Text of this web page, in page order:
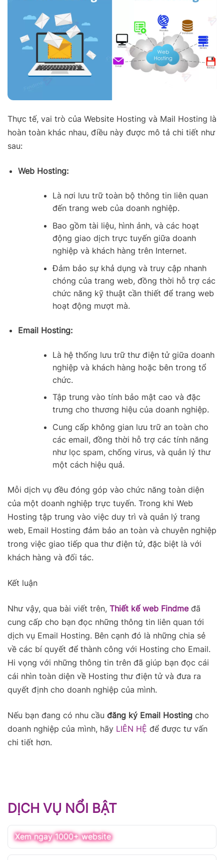
Thực tế, vai trò của Website Hosting và Mail Hosting là
hoàn toàn khác nhau, điều này được mô tả chi tiết như
sau:
Web Hosting:
Là nơi lưu trữ toàn bộ thông tin liên quan
đến trang web của doanh nghiệp.
Bao gồm tài liệu, hình ảnh, và các hoạt
động giao dịch trực tuyến giữa doanh
nghiệp và khách hàng trên Internet.
Đảm bảo sự khả dụng và truy cập nhanh
chóng của trang web, đồng thời hỗ trợ các
chức năng kỹ thuật cần thiết để trang web
hoạt động mượt mà.
Email Hosting:
Là hệ thống lưu trữ thư điện tử giữa doanh
nghiệp và khách hàng hoặc bên trong tổ
chức.
Tập trung vào tính bảo mật cao và đặc
trưng cho thương hiệu của doanh nghiệp.
Cung cấp không gian lưu trữ an toàn cho
các email, đồng thời hỗ trợ các tính năng
như lọc spam, chống virus, và quản lý thư
một cách hiệu quả.
Mỗi dịch vụ đều đóng góp vào chức năng toàn diện
của một doanh nghiệp trực tuyến. Trong khi Web
Hosting tập trung vào việc duy trì và quản lý trang
web, Email Hosting đảm bảo an toàn và chuyên nghiệp
trong việc giao tiếp qua thư điện tử, đặc biệt là với
khách hàng và đối tác.
Kết luận
Như vậy, qua bài viết trên, Thiết kế web Findmeđã
cung cấp cho bạn đọc những thông tin liên quan tới
dịch vụ Email Hosting. Bên cạnh đó là những chia sẻ
về các bí quyết để thành công với Hosting cho Email.
Hi vọng với những thông tin trên đã giúp bạn đọc cái
cái nhìn toàn diện về Hosting thư điện tử và đưa ra
quyết định cho doanh nghiệp của mình.
Nếu bạn đang có nhu cầu đăng ký Email Hosting cho
doanh nghiệp của mình, hãy LIÊN HỆ để được tư vấn
chi tiết hơn.
DỊCH VỤ NỔI BẬT
Xem ngay 1000+ website